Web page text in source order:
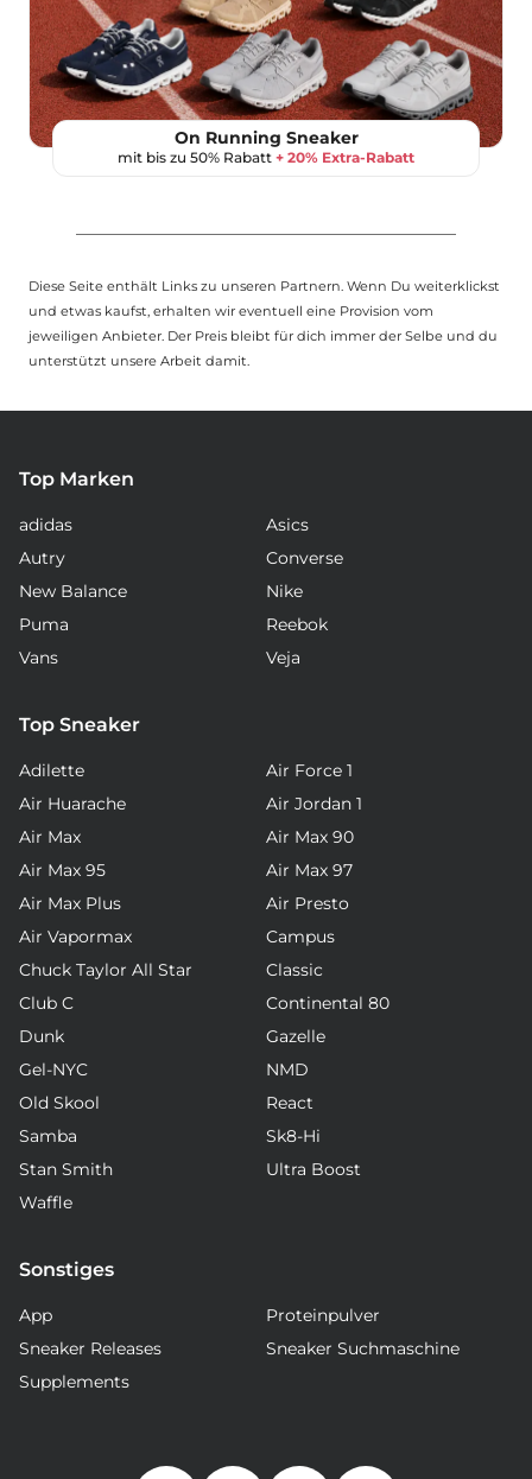
On Running Sneaker
mit bis zu 50% Rabatt + 20% Extra-Rabatt
Diese Seite enthält Links zu unseren Partnern. Wenn Du weiterklickst
und etwas kaufst, erhalten wir eventuell eine Provision vom
jeweiligen Anbieter. Der Preis bleibt für dich immer der Selbe und du
unterstützt unsere Arbeit damit.
Top Marken
adidas
Asics
Autry
Converse
New Balance
Nike
Puma
Reebok
Vans
Veja
Top Sneaker
Adilette
Air Force 1
Air Huarache
Air Jordan 1
Air Max
Air Max 90
Air Max 95
Air Max 97
Air Max Plus
Air Presto
Air Vapormax
Campus
Chuck Taylor All Star
Classic
Club C
Continental 80
Dunk
Gazelle
Gel-NYC
NMD
Old Skool
React
Samba
Sk8-Hi
Stan Smith
Ultra Boost
Waffle
Sonstiges
App
Proteinpulver
Sneaker Releases
Sneaker Suchmaschine
Supplements